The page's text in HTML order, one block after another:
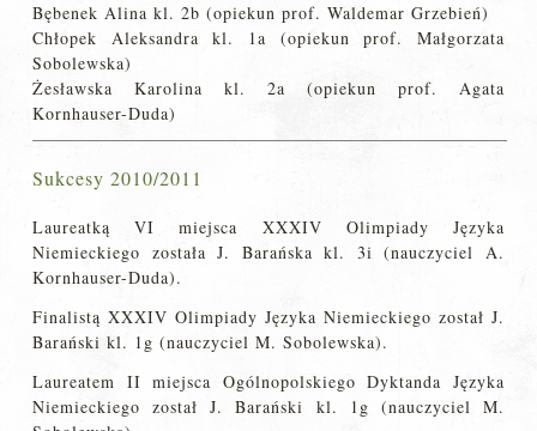
Bębenek Alina kl. 2b (opiekun prof. Waldemar Grzebień)
Chłopek Aleksandra kl. 1a (opiekun prof. Małgorzata
Sobolewska)
Żesławska Karolina kl. 2a (opiekun prof. Agata
Kornhauser-Duda)
Sukcesy 2010/2011
Laureatką VI miejsca XXXIV Olimpiady Języka
Niemieckiego została J. Barańska kl. 3i (nauczyciel A.
Kornhauser-Duda).
Finalistą XXXIV Olimpiady Języka Niemieckiego został J.
Barański kl. 1g (nauczyciel M. Sobolewska).
Laureatem II miejsca Ogólnopolskiego Dyktanda Języka
Niemieckiego został J. Barański kl. 1g (nauczyciel M.